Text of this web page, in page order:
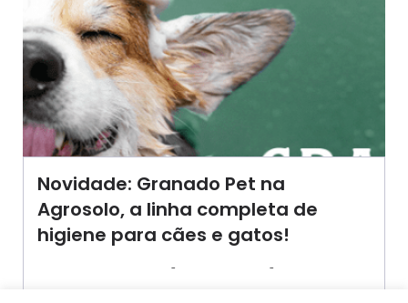
Novidade: Granado Pet na
Agrosolo, a linha completa de
higiene para cães e gatos!
- -